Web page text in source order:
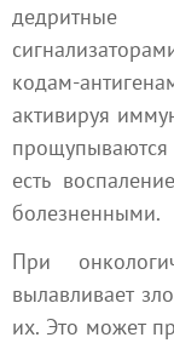
дедритные
кодам-
активируя
есть
болезненными.
При
вылавливает
их. Это может